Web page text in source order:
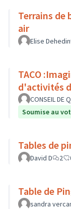
Terrains de
air
Elise Dehedin
TACO
d'activités
CONSEIL DE
Soumise au
Tables de
David D 2
Table de
sandra